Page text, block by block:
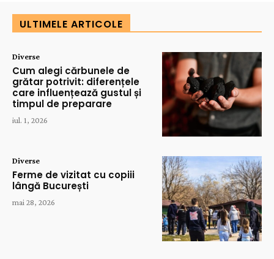
ULTIMELE ARTICOLE
Diverse
Cum alegi cărbunele de
grătar potrivit: diferențele
care influențează gustul și
timpul de preparare
iul. 1, 2026
Diverse
Ferme de vizitat cu copiii
lângă București
mai 28, 2026